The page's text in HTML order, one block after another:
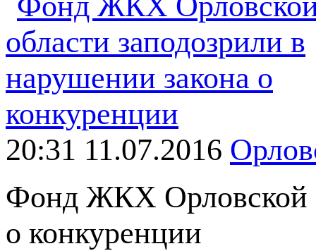
20:31 11.07.2016
Фонд ЖКХ Орловской
о конкуренции